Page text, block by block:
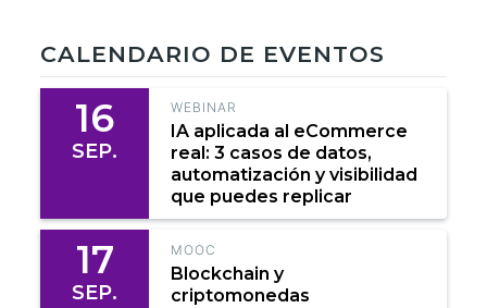
CALENDARIO DE EVENTOS
16
SEP.
WEBINAR
IA aplicada al eCommerce
real: 3 casos de datos,
automatización y visibilidad
que puedes replicar
17
SEP.
MOOC
Blockchain y
criptomonedas